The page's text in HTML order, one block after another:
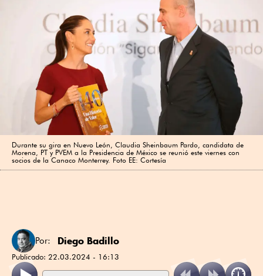
Durante su gira en Nuevo León, Claudia Sheinbaum Pardo, candidata de
Morena, PT y PVEM a la Presidencia de México se reunió este viernes con
socios de la Canaco Monterrey. Foto EE: Cortesía
Por: Diego Badillo
Publicado: 22.03.2024 - 16:13